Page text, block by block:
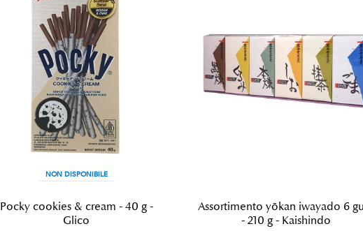
NON DISPONIBILE
Pocky cookies & cream - 40 g -
Glico
Assortimento yōkan iwayado 6
- 210 g - Kaishindo